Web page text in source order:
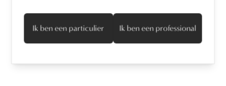
Ik ga akkoord met het privacyvoorwaarden
Ik ben een particulier Ik ben een professional